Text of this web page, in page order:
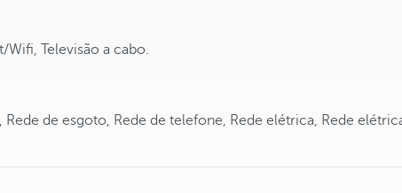
Wifi, Televisão a cabo.
de esgoto, Rede de telefone, Rede elétrica, Rede